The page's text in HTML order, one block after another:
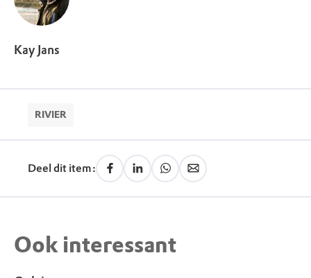
Kay Jans
RIVIER
Deel dit item:
Ook interessant